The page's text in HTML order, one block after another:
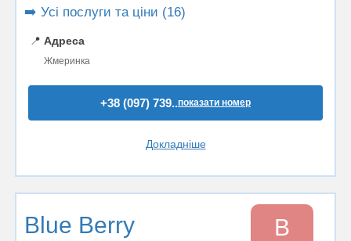
➡️ Усі послуги та ціни (16)
📍 Адреса
Жмеринка
+38 (097) 739..показати номер
Докладніше
Blue Berry B